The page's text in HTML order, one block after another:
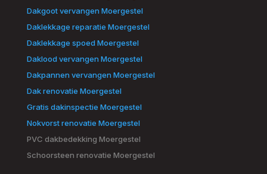
Dakgoot vervangen Moergestel
Daklekkage reparatie Moergestel
Daklekkage spoed Moergestel
Daklood vervangen Moergestel
Dakpannen vervangen Moergestel
Dak renovatie Moergestel
Gratis dakinspectie Moergestel
Nokvorst renovatie Moergestel
PVC dakbedekking Moergestel
Schoorsteen renovatie Moergestel